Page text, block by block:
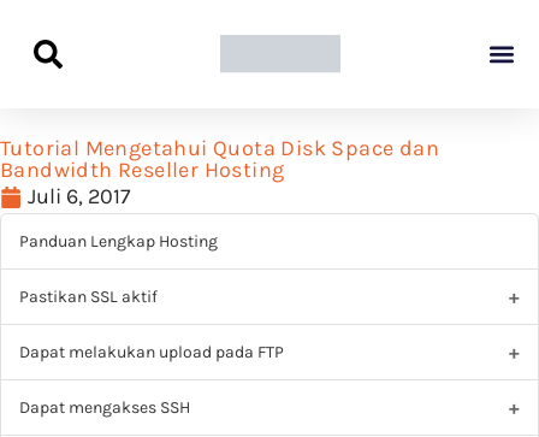
Tutorial Mengetahui Quota Disk Space dan
Bandwidth Reseller Hosting
Juli 6, 2017
Panduan Lengkap Hosting
Pastikan SSL aktif
Dapat melakukan upload pada FTP
Dapat mengakses SSH